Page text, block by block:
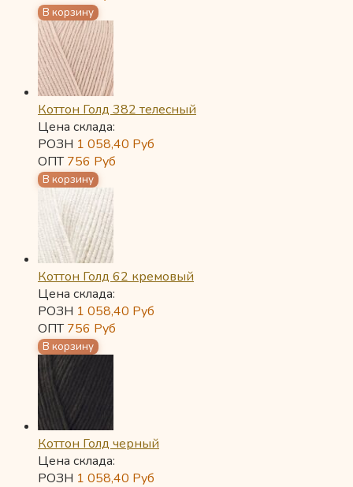
Коттон Голд 382 телесный
Цена склада:
РОЗН 1 058,40 Руб
ОПТ756 Руб
Коттон Голд 62 кремовый
Цена склада:
РОЗН 1 058,40 Руб
ОПТ756 Руб
Коттон Голд черный
Цена склада:
РОЗН 1 058,40 Руб